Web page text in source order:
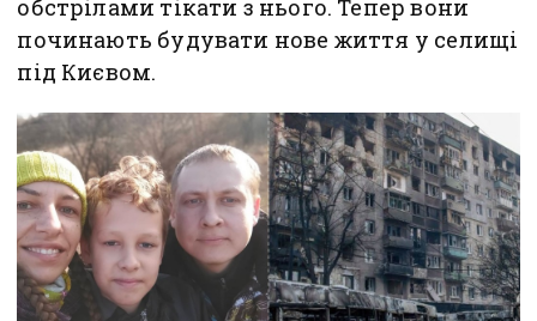
обстрілами тікати з нього. Тепер вони
починають будувати нове життя у селищі
під Києвом.